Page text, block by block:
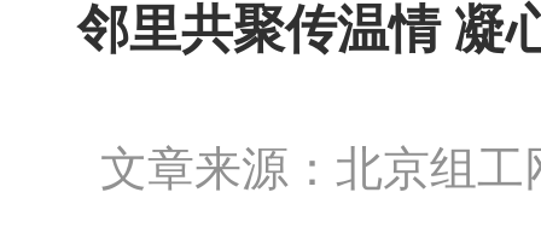
邻里共聚传温情
文章来源：北京